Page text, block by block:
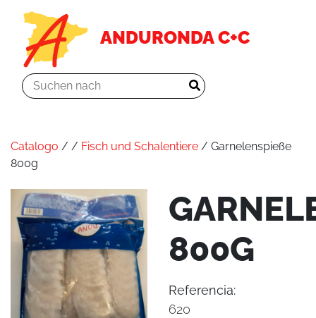
ANDURONDA C+C
Catalogo / / Fisch und Schalentiere / Garnelenspieße
800g
800G
Referencia:
620